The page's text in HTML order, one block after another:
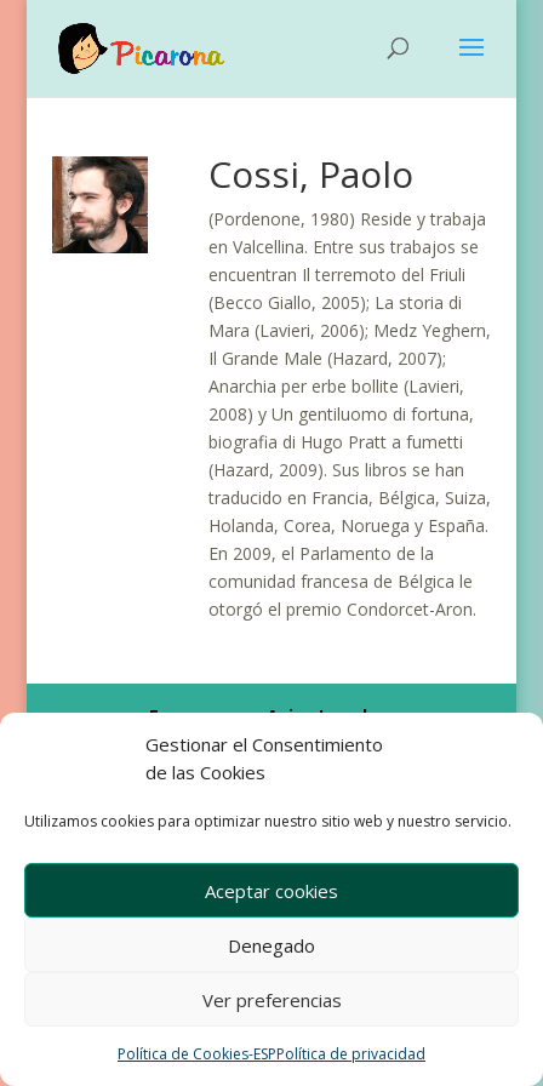
Gestionar el Consentimiento
de las Cookies
Utilizamos cookies para optimizar nuestro sitio web y nuestro servicio.
Aceptar cookies
Denegado
Ver preferencias
Política de Cookies-ESPPolítica de privacidad
Cossi, Paolo
(Pordenone, 1980) Reside y trabaja
en Valcellina. Entre sus trabajos se
encuentran Il terremoto del Friuli
(Becco Giallo, 2005); La storia di
Mara (Lavieri, 2006); Medz Yeghern,
Il Grande Male (Hazard, 2007);
Anarchia per erbe bollite (Lavieri,
2008) y Un gentiluomo di fortuna,
biografia di Hugo Pratt a fumetti
(Hazard, 2009). Sus libros se han
traducido en Francia, Bélgica, Suiza,
Holanda, Corea, Noruega y España.
En 2009, el Parlamento de la
comunidad francesa de Bélgica le
otorgó el premio Condorcet-Aron.
Empresa
Aviso Legal
Condiciones de Venta
Política de privacidad
Development & Design by Ixole